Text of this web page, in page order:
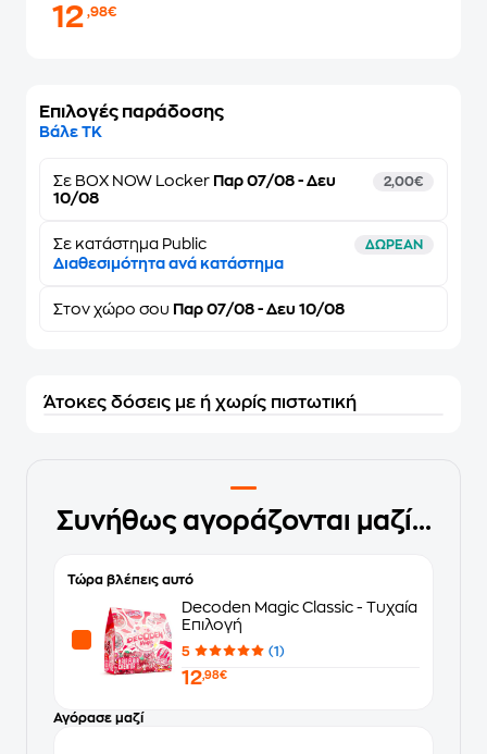
12,98€
Επιλογές παράδοσης
Βάλε ΤΚ
Σε BOX NOW Locker Παρ 07/08 - Δευ
10/08
2,00€
Σε κατάστημα Public ΔΩΡΕΑΝ
Διαθεσιμότητα ανά κατάστημα
Στον χώρο σου Παρ 07/08 - Δευ 10/08
Άτοκες δόσεις με ή χωρίς πιστωτική
Συνήθως αγοράζονται μαζί...
Τώρα βλέπεις αυτό
Decoden Magic Classic - Τυχαία
Επιλογή
5 (1)
12,98€
Αγόρασε μαζί